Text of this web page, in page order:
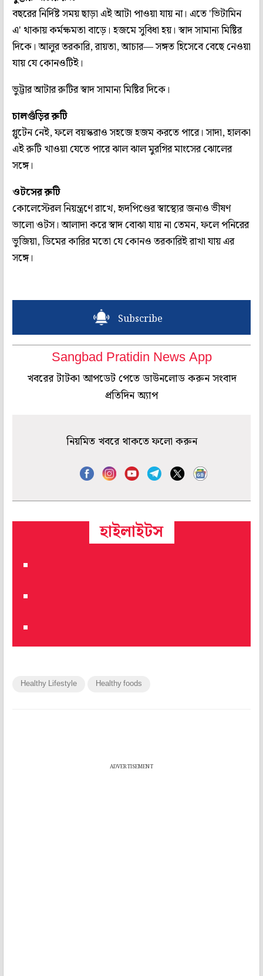
বছরের নির্দিষ্ট সময় ছাড়া এই আটা পাওয়া যায় না। এতে 'ভিটামিন
এ' থাকায় কর্মক্ষমতা বাড়ে। হজমে সুবিধা হয়। স্বাদ সামান্য মিষ্টির
দিকে। আলুর তরকারি, রায়তা, আচার— সঙ্গত হিসেবে বেছে নেওয়া
যায় যে কোনওটিই।
ভুট্টার আটার রুটির স্বাদ সামান্য মিষ্টির দিকে।
চালগুঁড়ির রুটি
গ্লুটেন নেই, ফলে বয়স্করাও সহজে হজম করতে পারে। সাদা, হালকা
এই রুটি খাওয়া যেতে পারে ঝাল ঝাল মুরগির মাংসের ঝোলের
সঙ্গে।
ওটসের রুটি
কোলেস্টেরল নিয়ন্ত্রণে রাখে, হৃদপিণ্ডের স্বাস্থ্যের জন্যও ভীষণ
ভালো ওটস। আলাদা করে স্বাদ বোঝা যায় না তেমন, ফলে পনিরের
ভুজিয়া, ডিমের কারির মতো যে কোনও তরকারিই রাখা যায় এর
সঙ্গে।
Subscribe
Sangbad Pratidin News App
খবরের টাটকা আপডেট পেতে ডাউনলোড করুন সংবাদ
প্রতিদিন অ্যাপ
নিয়মিত খবরে থাকতে ফলো করুন
হাইলাইটস
Healthy Lifestyle Healthy foods
ADVERTISEMENT